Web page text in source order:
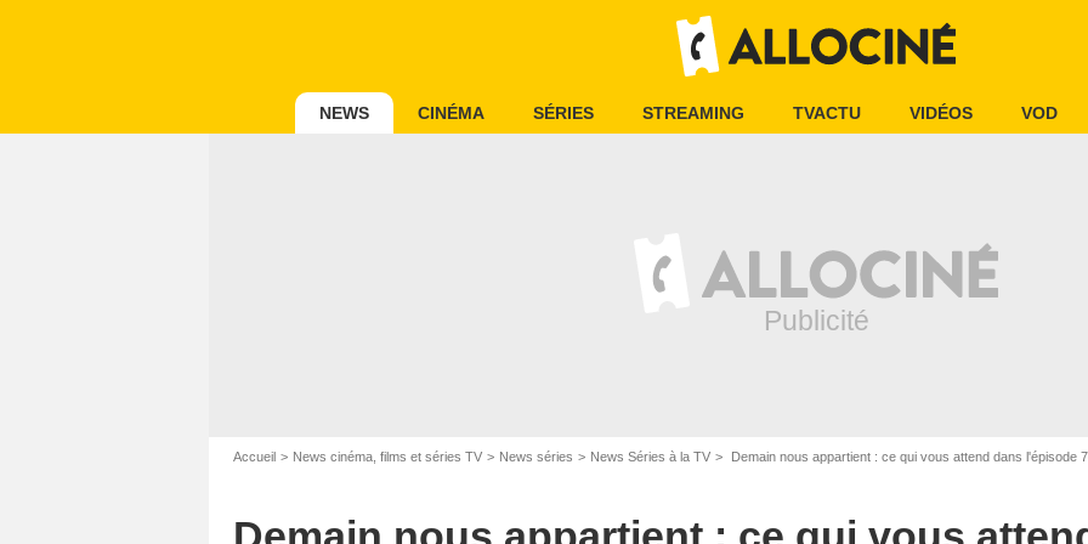
NEWS CINÉMA SÉRIES STREAMING TVACTU VIDÉOS VOD
Accueil News cinéma, films et séries TV News séries News Séries à la TV Demain nous appartient : ce qui vous attend dans l'épisode